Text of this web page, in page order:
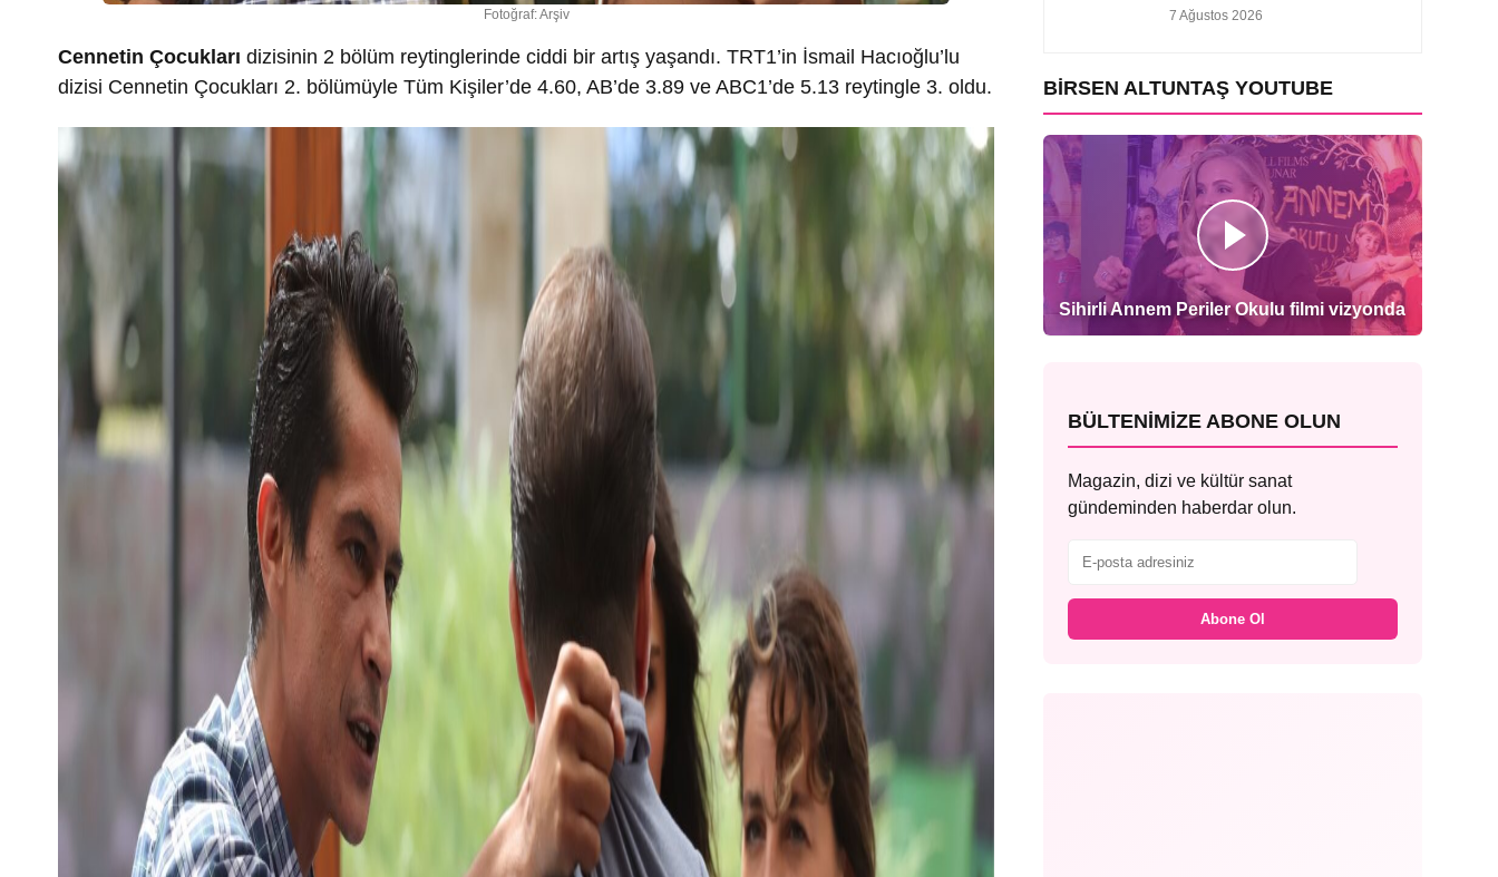
Fotoğraf: Arşiv
Cennetin Çocukları dizisinin 2 bölüm reytinglerinde ciddi bir artış yaşandı. TRT1’in İsmail Hacıoğlu’lu
dizisi Cennetin Çocukları 2. bölümüyle Tüm Kişiler’de 4.60, AB’de 3.89 ve ABC1’de 5.13 reytingle 3. oldu.
7 Ağustos 2026
BIRSEN ALTUNTAŞ YOUTUBE
Sihirli Annem Periler Okulu filmi vizyonda
BÜLTENIMIZE ABONE OLUN
Magazin, dizi ve kültür sanat
gündeminden haberdar olun.
Abone Ol